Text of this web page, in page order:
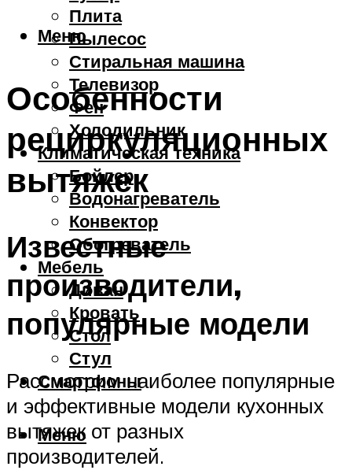
Плита
Пылесос
Стиральная машина
Телевизор
Фен
Холодильник
Климатическая техника
Бойлер
Водонагреватель
Конвектор
Обогреватель
Мебель
Диван
Кровать
Стол
Стул
Смартфоны
Меню
Меню
Особенности
рециркуляционных
вытяжек
Известные
производители,
популярные модели
Рассмотрим наиболее популярные
и эффективные модели кухонных
вытяжек от разных
производителей.